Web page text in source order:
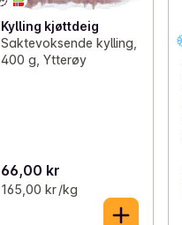
Kylling kjøttdeig
Saktevoksende kylling,
400 g, Ytterøy
66,00 kr
165,00 kr /kg